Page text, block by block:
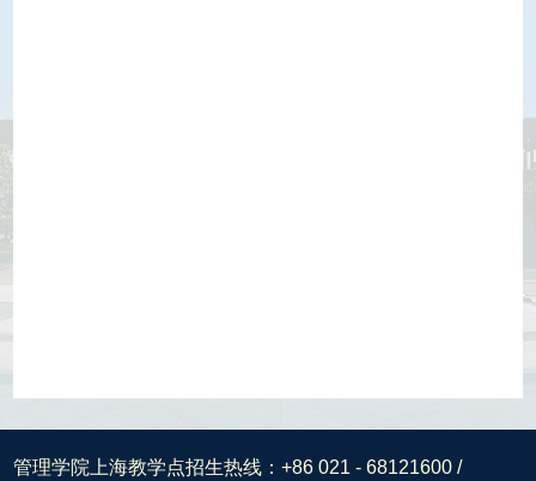
管理学院上海教学点招生热线：+86 021 - 68121600 /